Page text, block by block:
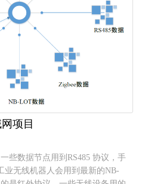
项目
些数据节点用到RS485 协议，手
无线机器人会用到最新的NB-